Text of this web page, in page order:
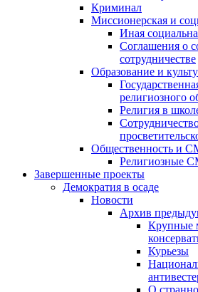
Криминал
Миссионерская и
Иная
Соглашения о
сотрудничестве
Образование и
религиозного
Религия в
Общественность и
Религиозные
Завершенные проекты
Демократия в осаде
Новости
Архив
Крупные
Курьезы
О